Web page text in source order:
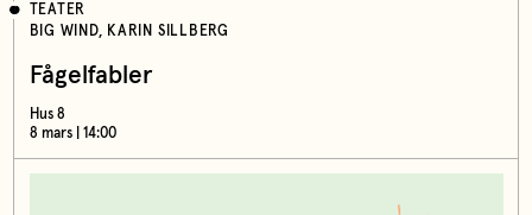
TEATER
BIG WIND, KARIN SILLBERG
Fågelfabler
Hus 8
8 mars | 14:00